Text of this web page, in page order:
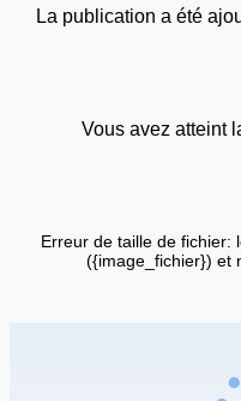
La publication a été
Vous avez atteint
Erreur de taille de fichier:
({image_fichier}) et